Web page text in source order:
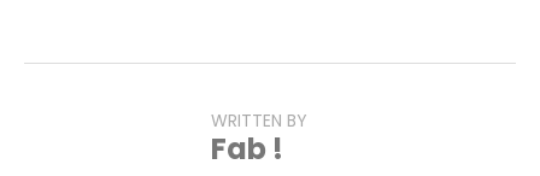
WRITTEN BY
Fab !